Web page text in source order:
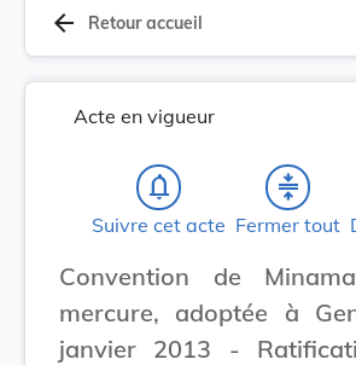
arrow_back Retour accueil
Acte en vigueur
notifications_none
Suivre cet acte
compress
Fermer tout
Convention de
mercure, adoptée à
janvier 2013 -